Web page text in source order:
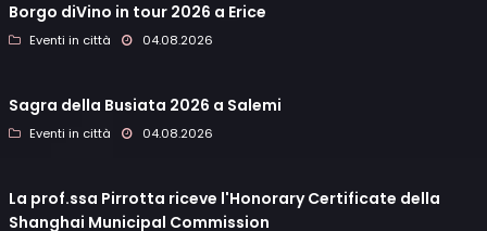
Borgo diVino in tour 2026 a Erice
Eventi in città 04.08.2026
Sagra della Busiata 2026 a Salemi
Eventi in città 04.08.2026
La prof.ssa Pirrotta riceve l'Honorary Certificate della
Shanghai Municipal Commission